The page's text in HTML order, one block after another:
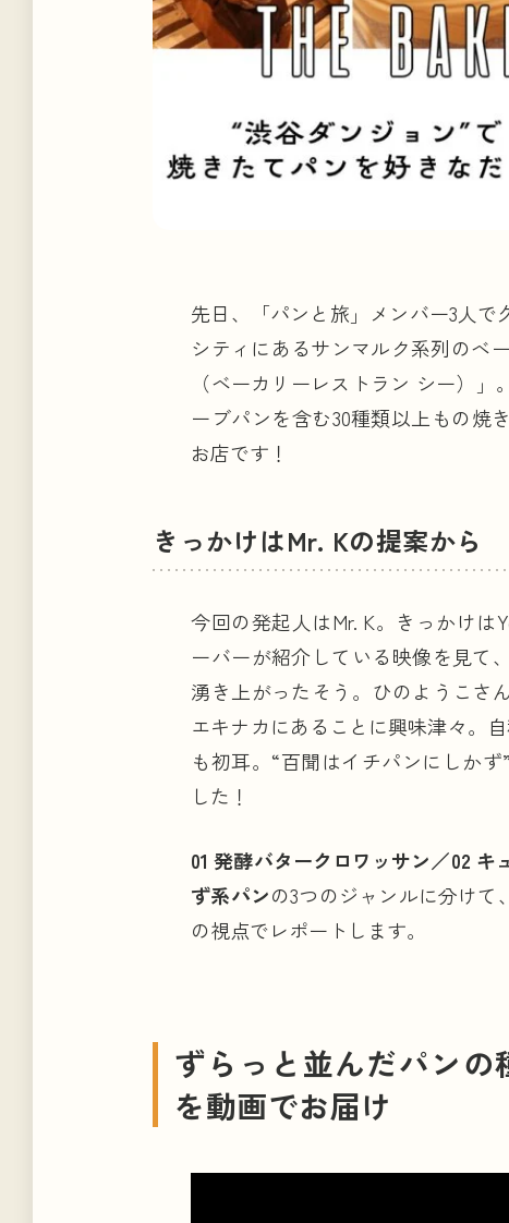
#HOT TAGS
タグで見る
先日、「パンと旅」メンバー3人
シティにあるサンマルク系列のベ
（ベーカリーレストラン シー）
ーブパンを含む30種類以上もの焼
お店です！
きっかけはMr. Kの提案から
今回の発起人はMr. K。きっかけは
ーバーが紹介している映像を見て
湧き上がったそう。ひのようこさ
エキナカにあることに興味津々。
も初耳。“百聞はイチパンにしか
した！
01 発酵バタークロワッサン／02
ず系パンの3つのジャンルに分け
の視点でレポートします。
ずらっと並んだパン
を動画でお届け